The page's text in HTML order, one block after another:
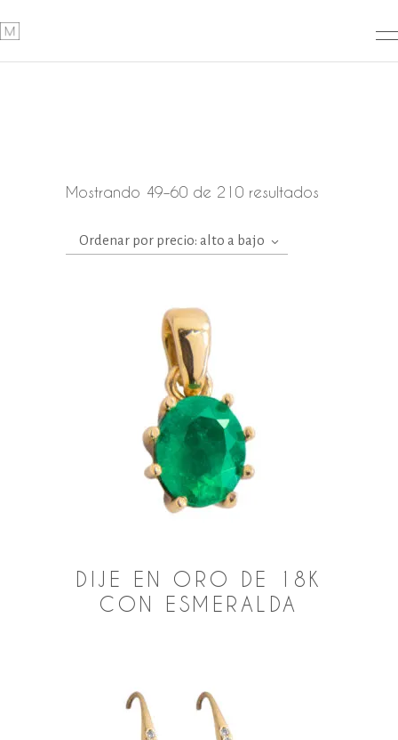
Mostrando 49–60 de 210 resultados
Ordenar por precio: alto a bajo
DIJE EN ORO DE 18K
CON ESMERALDA